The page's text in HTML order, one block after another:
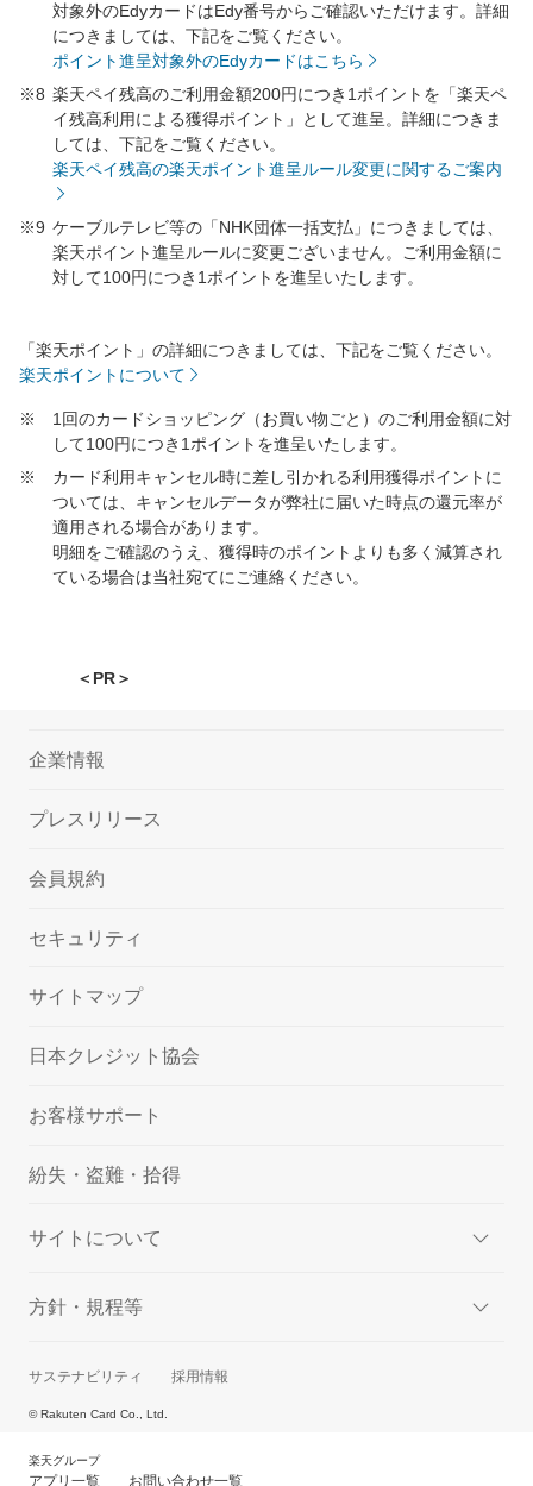
対象外のEdyカードはEdy番号からご確認いただけます。詳細
につきましては、下記をご覧ください。
ポイント進呈対象外のEdyカードはこちら
※8 楽天ペイ残高のご利用金額200円につき1ポイントを「楽天ペ
イ残高利用による獲得ポイント」として進呈。詳細につきま
しては、下記をご覧ください。
楽天ペイ残高の楽天ポイント進呈ルール変更に関するご案内
※9 ケーブルテレビ等の「NHK団体一括支払」につきましては、
楽天ポイント進呈ルールに変更ございません。ご利用金額に
対して100円につき1ポイントを進呈いたします。
「楽天ポイント」の詳細につきましては、下記をご覧ください。
楽天ポイントについて
※
1回のカードショッピング（お買い物ごと）のご利用金額に対
して100円につき1ポイントを進呈いたします。
※
カード利用キャンセル時に差し引かれる利用獲得ポイントに
ついては、キャンセルデータが弊社に届いた時点の還元率が
適用される場合があります。
明細をご確認のうえ、獲得時のポイントよりも多く減算され
ている場合は当社宛てにご連絡ください。
＜PR＞
企業情報
プレスリリース
会員規約
セキュリティ
サイトマップ
日本クレジット協会
お客様サポート
紛失・盗難・拾得
サイトについて
方針・規程等
サステナビリティ 採用情報
© Rakuten Card Co., Ltd.
楽天グループ
アプリ一覧 お問い合わせ一覧